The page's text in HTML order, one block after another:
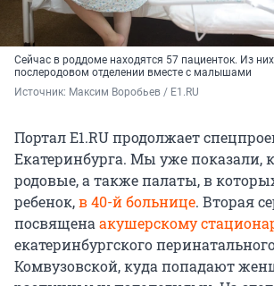
Сейчас в роддоме находятся 57 пациенток. Из
послеродовом отделении вместе с малышами
Источник: Максим Воробьев / E1.RU
Портал Е1.RU продолжает
Екатеринбурга. Мы уже показали,
родовые, а также палаты, в
ребенок,в 40-й больнице. Вторая
посвященаакушерскому
екатеринбургского
Комвузовской, куда попадают